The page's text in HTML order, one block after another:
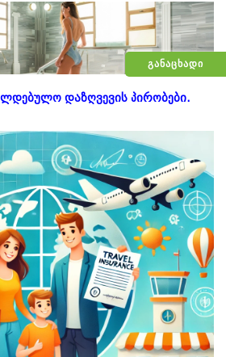
ᲒᲐᲜᲐᲪᲮᲐᲓᲘ
დარეკეთ 10:00 - 17:00
+995 555 63 29
დაზღვევის პირობები.